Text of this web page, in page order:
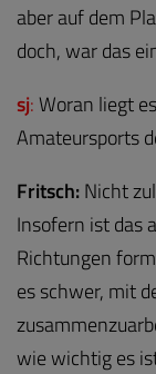
aber auf dem
doch, war das
sj:Woran liegt
Amateursports
Fritsch:Nicht
Insofern ist das
Richtungen
es schwer, mit
wie wichtig es